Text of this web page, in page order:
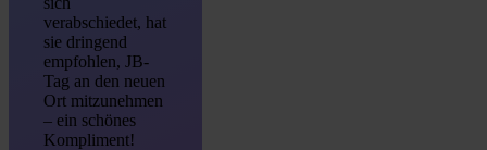
verabschiedet, hat
sie dringend
empfohlen, JB-
Tag an den neuen
Ort mitzunehmen
– ein schönes
Kompliment!